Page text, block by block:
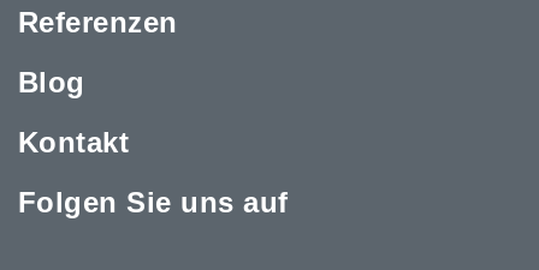
Referenzen
Blog
Kontakt
Folgen Sie uns auf